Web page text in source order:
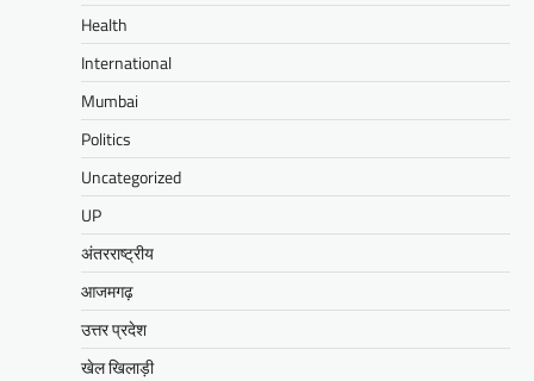
Health
International
Mumbai
Politics
Uncategorized
UP
अंतरराष्ट्रीय
आजमगढ़
उत्तर प्रदेश
खेल खिलाड़ी